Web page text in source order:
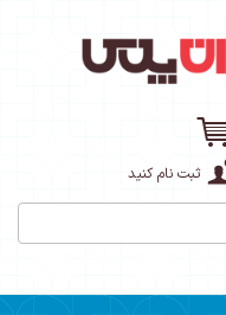
ثبت نام کنید